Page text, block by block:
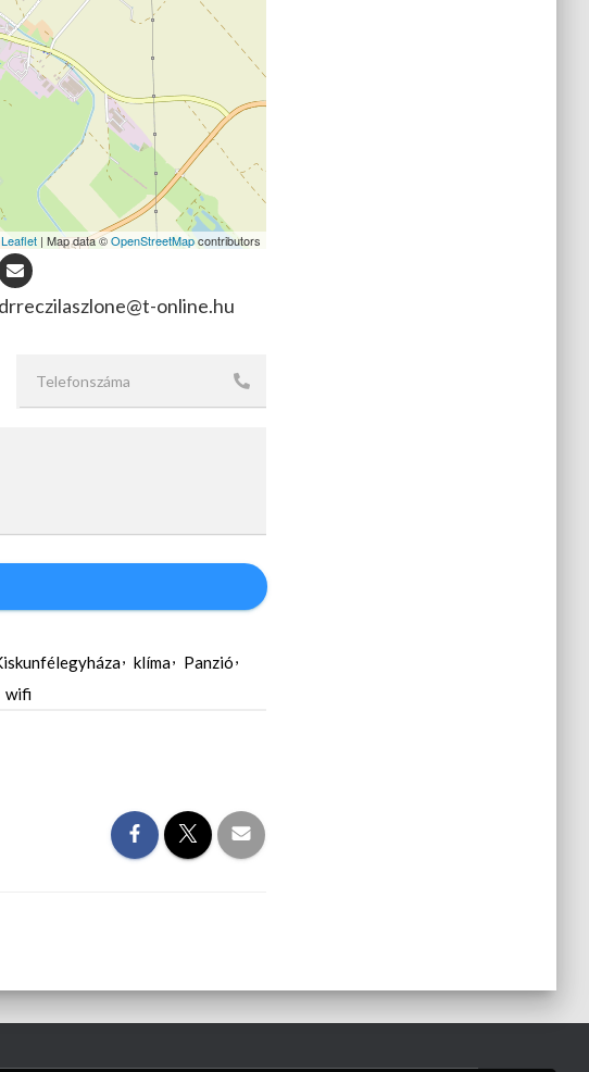
Leaflet | Map data ©OpenStreetMapcontributors
drreczilaszlone@t-online.hu
klíma
Panzió
wifi